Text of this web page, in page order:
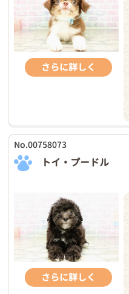
さらに詳しく
No.00758073
トイ・プードル
さらに詳しく